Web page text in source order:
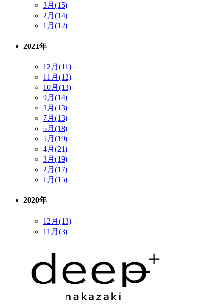
3月(15)
2月(14)
1月(12)
2021年
12月(11)
11月(12)
10月(13)
9月(14)
8月(13)
7月(13)
6月(18)
5月(19)
4月(21)
3月(19)
2月(17)
1月(15)
2020年
12月(13)
11月(3)